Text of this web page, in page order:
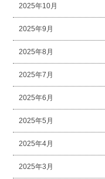
2025年10月
2025年9月
2025年8月
2025年7月
2025年6月
2025年5月
2025年4月
2025年3月